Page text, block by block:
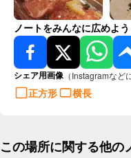
ノートをみんなに広めよう
シェア用画像 （Instagramなど
正方形 横長
この場所に関する他の